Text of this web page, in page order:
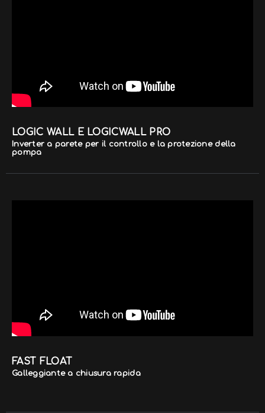
LOGIC WALL E LOGICWALL PRO
Inverter a parete per il controllo e la protezione della
pompa
FAST FLOAT
Galleggiante a chiusura rapida